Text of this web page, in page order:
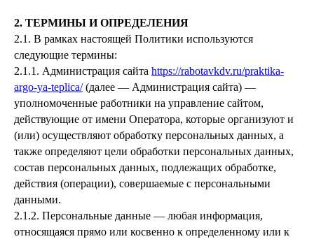
2. ТЕРМИНЫ И ОПРЕДЕЛЕНИЯ
2.1. В рамках настоящей Политики используются
следующие термины:
2.1.1. Администрация сайта https://rabotavkdv.ru/praktika-
argo-ya-teplica/(далее — Администрация сайта) —
уполномоченные работники на управление сайтом,
действующие от имени Оператора, которые организуют и
(или) осуществляют обработку персональных данных, а
также определяют цели обработки персональных данных,
состав персональных данных, подлежащих обработке,
действия (операции), совершаемые с персональными
данными.
2.1.2. Персональные данные — любая информация,
относящаяся прямо или косвенно к определенному или к